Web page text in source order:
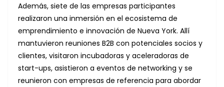
Además, siete de las empresas participantes
realizaron una inmersión en el ecosistema de
emprendimiento e innovación de Nueva York. Allí
mantuvieron reuniones B2B con potenciales socios y
clientes, visitaron incubadoras y aceleradoras de
start-ups, asistieron a eventos de networking y se
reunieron con empresas de referencia para abordar